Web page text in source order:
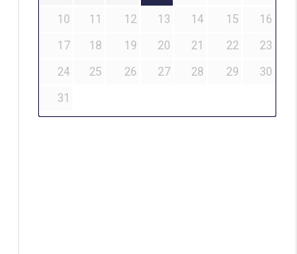
10
11 12 13 14 15
16
17
18 19 20 21 22
23
24
25 26 27 28 29
30
31